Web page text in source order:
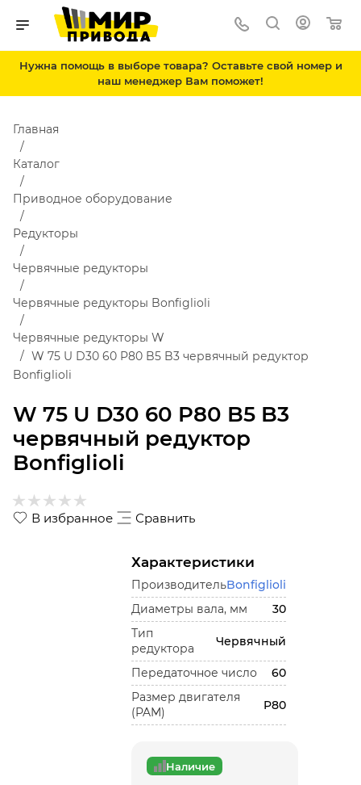
Нужна помощь в выборе товара? Оставьте свой номер и
наш менеджер Вам поможет!
W 75 U D30 60 P80 B5 B3
червячный редуктор
Bonfiglioli
Главная
Каталог
Приводное оборудование
Редукторы
Червячные редукторы
Червячные редукторы Bonfiglioli
Червячные редукторы W
W 75 U D30 60 P80 B5 B3 червячный редуктор
Bonfiglioli
В избранное Сравнить
Характеристики
ПроизводительBonfiglioli
Диаметры вала, мм
30
Тип
редуктора
Червячный
Передаточное число
60
Размер двигателя
(PAM)
P80
Наличие